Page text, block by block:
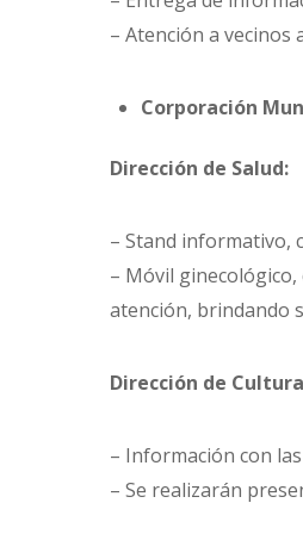
– Atención a vecinos
Corporación
Dirección de Salud:
– Stand informativo,
– Móvil
atención, brindando
Dirección de
– Información con
– Se realizarán